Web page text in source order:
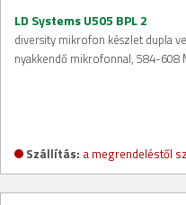
LD Systems U505 BPL 2
diversity mikrofon készlet dupla
nyakkendő mikrofonnal, 584-608
Szállítás: a megrendeléstől